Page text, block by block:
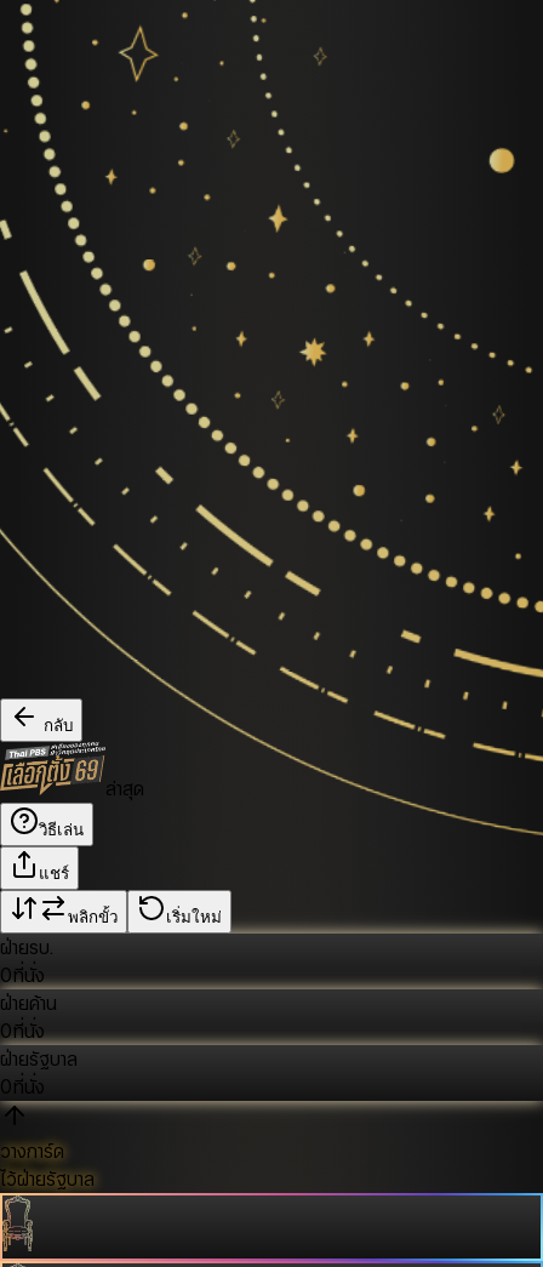
กลับ
ล่าสุด
วิธีเล่น
แชร์
พลิกขั้ว เริ่มใหม่
ฝ่ายรบ.
0ที่นั่ง
ฝ่ายค้าน
0ที่นั่ง
ฝ่ายรัฐบาล
0ที่นั่ง
วางการ์ด
ไว้ฝ่ายรัฐบาล